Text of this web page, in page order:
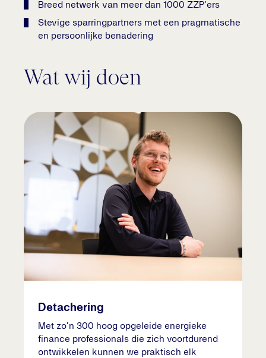
Breed netwerk van meer dan 1000 ZZP'ers
Stevige sparringpartners met een pragmatische
en persoonlijke benadering
Wat wij doen
Detachering
Met zo'n 300 hoog opgeleide energieke
finance professionals die zich voortdurend
ontwikkelen kunnen we praktisch elk